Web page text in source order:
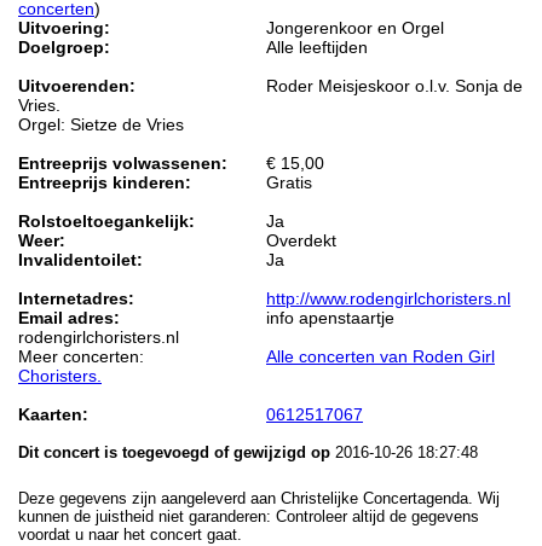
concerten)
Uitvoering:
Jongerenkoor en Orgel
Doelgroep:
Alle leeftijden
Uitvoerenden:
Roder Meisjeskoor o.l.v. Sonja de
Vries.
Orgel: Sietze de Vries
Entreeprijs volwassenen:
€ 15,00
Entreeprijs kinderen:
Gratis
Rolstoeltoegankelijk:
Ja
Weer:
Overdekt
Invalidentoilet:
Ja
Internetadres:
http://www.rodengirlchoristers.nl
Email adres:
info apenstaartje
rodengirlchoristers.nl
Meer concerten:
Alle concerten van Roden Girl
Choristers.
Kaarten:
0612517067
Dit concert is toegevoegd of gewijzigd op 2016-10-26 18:27:48
Deze gegevens zijn aangeleverd aan Christelijke Concertagenda. Wij
kunnen de juistheid niet garanderen: Controleer altijd de gegevens
voordat u naar het concert gaat.